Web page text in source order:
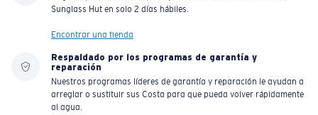
Sunglass Hut en solo 2 días hábiles.
Encontrar una tienda
Respaldado por los programas de garantía y
reparación
Nuestros programas líderes de garantía y reparación le ayudan a
arreglar o sustituir sus Costa para que pueda volver rápidamente
al agua.